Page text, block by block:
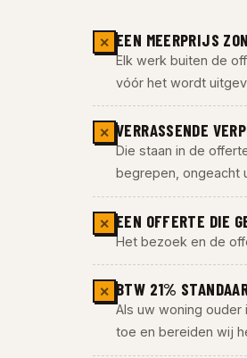
✕ EEN MEERPRIJS
Elk werk buiten de
vóór het wordt
✕ VERRASSENDE
Die staan in de
begrepen, ongeacht
✕ EEN OFFERTE DIE
Het bezoek en de
✕ BTW 21%
Als uw woning ouder
toe en bereiden wij